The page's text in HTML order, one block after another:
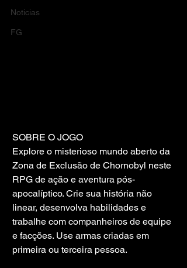
Noticias
FG
SOBRE O JOGO
Explore o misterioso mundo aberto da
Zona de Exclusão de Chornobyl neste
RPG de ação e aventura pós-
apocalíptico. Crie sua história não
linear, desenvolva habilidades e
trabalhe com companheiros de equipe
e facções. Use armas criadas em
primeira ou terceira pessoa.